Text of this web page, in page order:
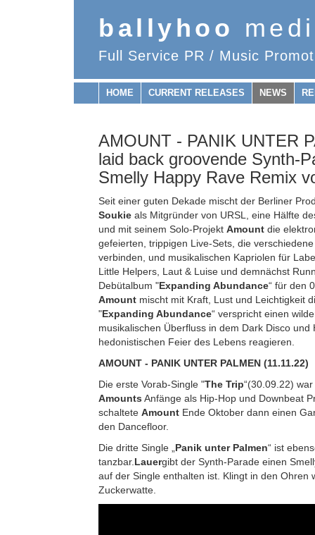
ballyhoo
Full Service PR / Music
HOME CURRENT RELEASES NEWS
AMOUNT - PANIK UNTER
laid back groovende Synth-
Smelly Happy Rave Remix
Seit einer guten Dekade mischt der Berliner
Soukie als Mitgründer von URSL, eine Hälfte
und mit seinem Solo-Projekt Amount die
gefeierten, trippigen Live-Sets, die
verbinden, und musikalischen Kapriolen für
Little Helpers, Laut & Luise und demnächst
Debütalbum "Expanding Abundance“ für den
Amount mischt mit Kraft, Lust und Leichtigkeit
"Expanding Abundance“ verspricht einen
musikalischen Überfluss in dem Dark Disco und
hedonistischen Feier des Lebens reagieren.
AMOUNT - PANIK UNTER PALMEN (11.11.22)
Die erste Vorab-Single "The Trip“(30.09.22)
Amounts Anfänge als Hip-Hop und Downbeat
schaltete Amount Ende Oktober dann einen
den Dancefloor.
Die dritte Single „ Panik unter Palmen“ ist
tanzbar. Lauergibt der Synth-Parade einen
auf der Single enthalten ist. Klingt in den Ohren
Zuckerwatte.